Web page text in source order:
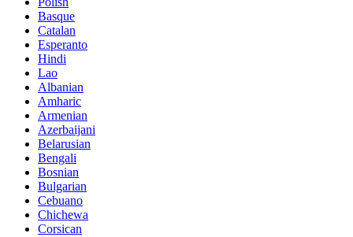
Basque
Catalan
Esperanto
Hindi
Lao
Albanian
Amharic
Armenian
Azerbaijani
Belarusian
Bengali
Bosnian
Bulgarian
Cebuano
Chichewa
Corsican